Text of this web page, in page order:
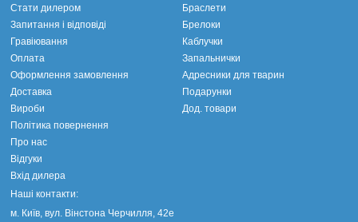
Стати дилером
Запитання і відповіді
Гравіювання
Оплата
Оформлення замовлення
Доставка
Вироби
Політика повернення
Про нас
Відгуки
Вхід дилера
Браслети
Брелоки
Каблучки
Запальнички
Адресники для тварин
Подарунки
Дод. товари
Наші контакти:
м. Київ, вул. Вінстона Черчилля, 42е